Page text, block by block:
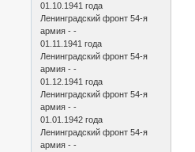
01.10.1941 года
Ленинградский фронт 54-я
армия - -
01.11.1941 года
Ленинградский фронт 54-я
армия - -
01.12.1941 года
Ленинградский фронт 54-я
армия - -
01.01.1942 года
Ленинградский фронт 54-я
армия - -